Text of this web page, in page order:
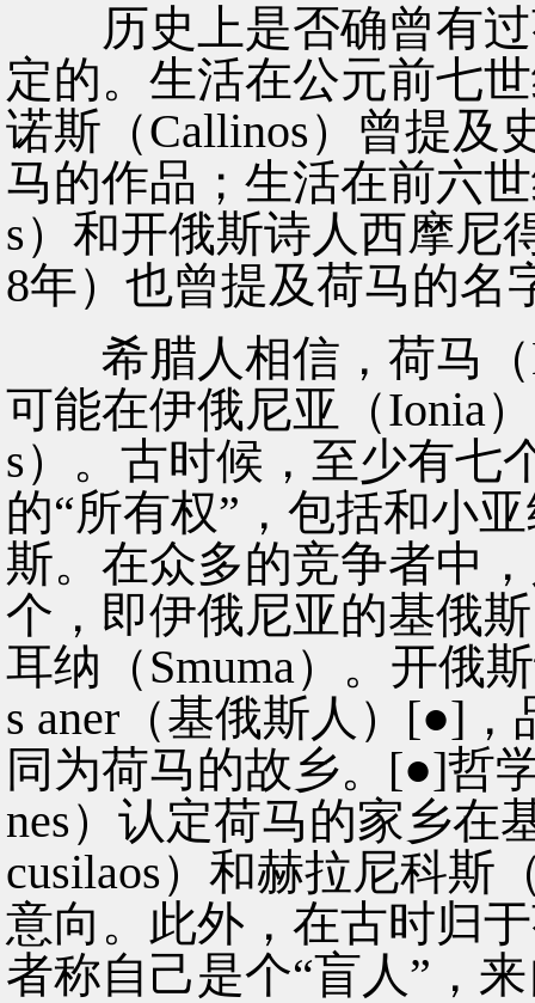
历史上是否确曾有过
定的。生活在公元前七
诺斯（Callinos）曾提及
马的作品；生活在前六
s）和开俄斯诗人西摩尼
8年）也曾提及荷马的名
希腊人相信，荷马（
可能在伊俄尼亚（Ionia
s）。古时候，至少有七
的“所有权”，包括和小
斯。在众多的竞争者中
个，即伊俄尼亚的基俄
耳纳（Smuma）。开俄
s aner（基俄斯人）[●]
同为荷马的故乡。[●]哲
nes）认定荷马的家乡在
cusilaos）和赫拉尼科斯
意向。此外，在古时归
者称自己是个“盲人”，